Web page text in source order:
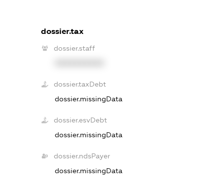
dossier.tax
dossier.staff
dossier.taxDebt
dossier.missingData
dossier.esvDebt
dossier.missingData
dossier.ndsPayer
dossier.missingData